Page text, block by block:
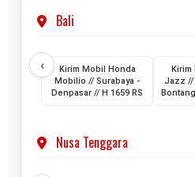
Bali
‹
Kirim Mobil Honda
Mobilio // Surabaya -
Denpasar // H 1659 RS
Jazz //
Nusa Tenggara